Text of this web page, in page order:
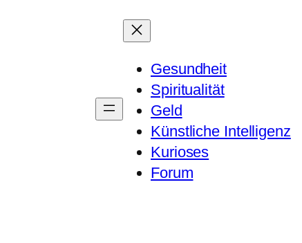
Gesundheit
Spiritualität
Geld
Künstliche Intelligenz
Kurioses
Forum